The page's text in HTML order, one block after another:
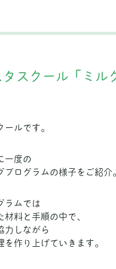
タスクール「ミル
ールです。
一度の
プログラムの様子をご紹介。
ラムでは
材料と手順の中で、
力しながら
を作り上げていきます。